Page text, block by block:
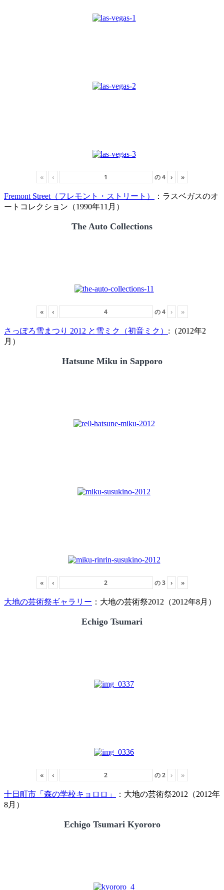
« ‹ の4 › »
Fremont Street（フレモント・ストリート）
：ラスベガスのオ
ートコレクション（1990年11月）
The Auto Collections
« ‹ の4 › »
さっぽろ雪まつり 2012 と雪ミク（初音ミク） :（2012年2
月）
Hatsune Miku in Sapporo
« ‹ の3 › »
大地の芸術祭ギャラリー ：大地の芸術祭2012（2012年8月）
Echigo Tsumari
« ‹ の2 › »
十日町市「森の学校キョロロ」
：大地の芸術祭2012（2012年
8月）
Echigo Tsumari Kyororo